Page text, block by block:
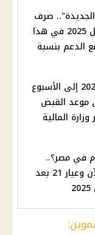
صرف
معاشات منتصف شهر أبريل 2025 في هذا
الدعم بنسبة
تبكير صرف مرتبات أبريل 2025 إلى الأسبوع
موعد القبض
المالية
في مصر؟..
تعرف على سعر الذهب الآن وعيار 21 بعد